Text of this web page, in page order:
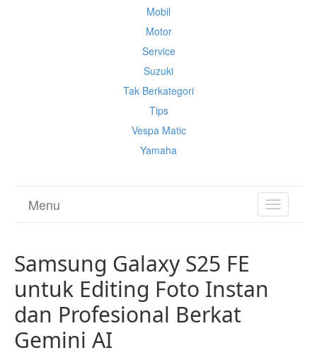
Mobil
Motor
Service
Suzuki
Tak Berkategori
Tips
Vespa Matic
Yamaha
TOGGLE
Menu
Samsung Galaxy S25 FE
untuk Editing Foto Instan
dan Profesional Berkat
Gemini AI